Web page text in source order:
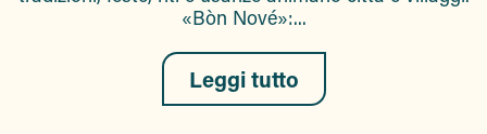
«Bòn Nové»:...
Leggi tutto